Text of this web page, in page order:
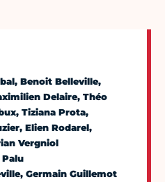
Benoit Belleville,
Delaire, Théo
Tiziana Prota,
Elien Rodarel,
Vergniol
Palu
Germain Guillemot